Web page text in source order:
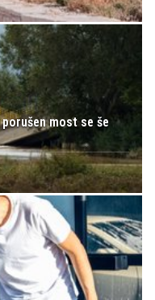
most se še